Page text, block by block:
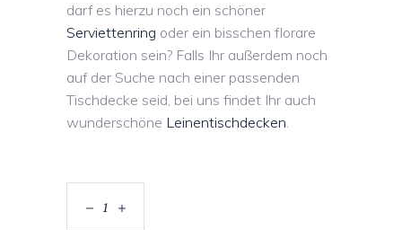
darf es hierzu noch ein schöner
Serviettenring oder ein bisschen florare
Dekoration sein? Falls Ihr außerdem noch
auf der Suche nach einer passenden
Tischdecke seid, bei uns findet Ihr auch
wunderschöne Leinentischdecken.